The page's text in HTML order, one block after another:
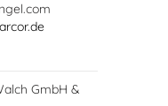
GmbH &